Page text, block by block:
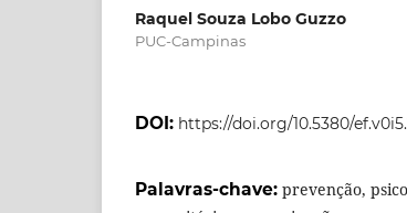
Raquel Souza Lobo Guzzo
PUC-Campinas
DOI: https://doi.org/10.5380/
Palavras-chave: prevenção,